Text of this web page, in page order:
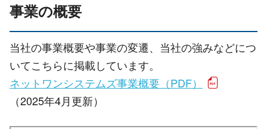
事業の概要
当社の事業概要や事業の変遷、当社の強みなどにつ
いてこちらに掲載しています。
ネットワンシステムズ事業概要（PDF）
（2025年4月更新）